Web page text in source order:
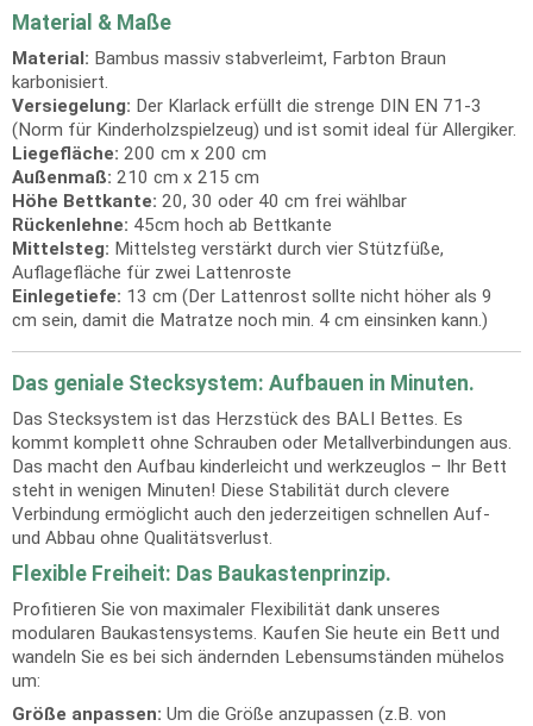
Material & Maße
Material: Bambus massiv stabverleimt, Farbton Braun
karbonisiert.
Versiegelung: Der Klarlack erfüllt die strenge DIN EN 71-3
(Norm für Kinderholzspielzeug) und ist somit ideal für Allergiker.
Liegefläche: 200 cm x 200 cm
Außenmaß: 210 cm x 215 cm
Höhe Bettkante: 20, 30 oder 40 cm frei wählbar
Rückenlehne: 45cm hoch ab Bettkante
Mittelsteg: Mittelsteg verstärkt durch vier Stützfüße,
Auflagefläche für zwei Lattenroste
Einlegetiefe: 13 cm (Der Lattenrost sollte nicht höher als 9
cm sein, damit die Matratze noch min. 4 cm einsinken kann.)
Das geniale Stecksystem: Aufbauen in Minuten.
Das Stecksystem ist das Herzstück des BALI Bettes. Es
kommt komplett ohne Schrauben oder Metallverbindungen aus.
Das macht den Aufbau kinderleicht und werkzeuglos – Ihr Bett
steht in wenigen Minuten! Diese Stabilität durch clevere
Verbindung ermöglicht auch den jederzeitigen schnellen Auf-
und Abbau ohne Qualitätsverlust.
Flexible Freiheit: Das Baukastenprinzip.
Profitieren Sie von maximaler Flexibilität dank unseres
modularen Baukastensystems. Kaufen Sie heute ein Bett und
wandeln Sie es bei sich ändernden Lebensumständen mühelos
um:
Größe anpassen: Um die Größe anzupassen (z.B. von